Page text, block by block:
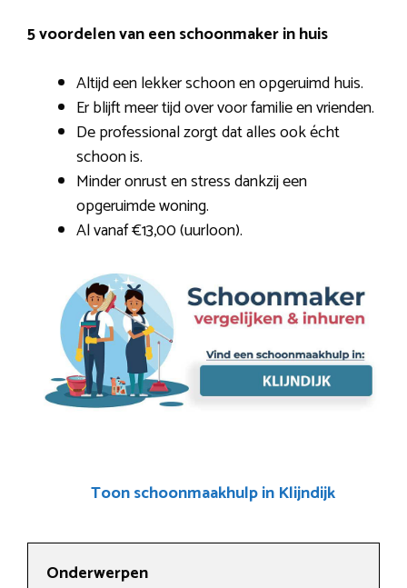
5 voordelen van een schoonmaker in huis
Altijd een lekker schoon en opgeruimd huis.
Er blijft meer tijd over voor familie en vrienden.
De professional zorgt dat alles ook écht
schoon is.
Minder onrust en stress dankzij een
opgeruimde woning.
Al vanaf €13,00 (uurloon).
Toon schoonmaakhulp in Klijndijk
Onderwerpen